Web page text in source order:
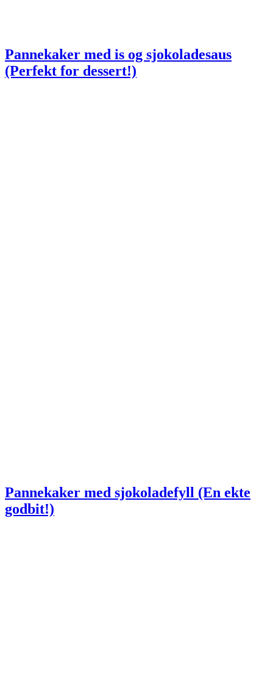
Pannekaker med is og sjokoladesaus
(Perfekt for dessert!)
Pannekaker med sjokoladefyll (En ekte
godbit!)